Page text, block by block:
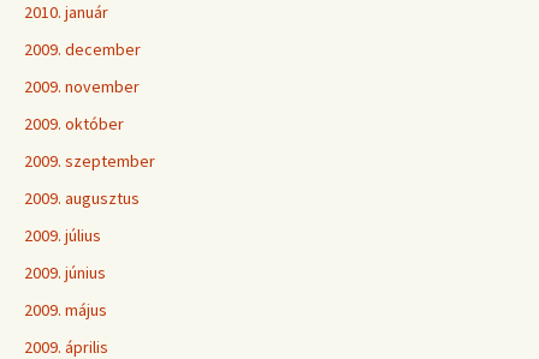
2010. január
2009. december
2009. november
2009. október
2009. szeptember
2009. augusztus
2009. július
2009. június
2009. május
2009. április